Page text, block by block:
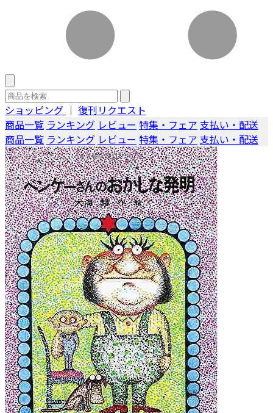
ショッピング ｜ 復刊リクエスト
商品一覧 ランキング レビュー 特集・フェア 支払い・配送
商品一覧 ランキング レビュー 特集・フェア 支払い・配送